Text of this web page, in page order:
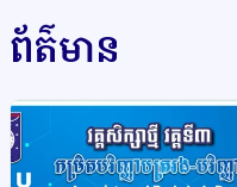
ព័ត៌មាន